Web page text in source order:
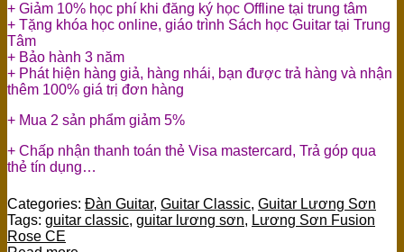
+ Giảm 10% học phí khi đăng ký học Offline tại trung tâm
+ Tặng khóa học online, giáo trình Sách học Guitar tại Trung
Tâm
+ Bảo hành 3 năm
+ Phát hiện hàng giả, hàng nhái, bạn được trả hàng và nhận
thêm 100% giá trị đơn hàng
+ Mua 2 sản phẩm giảm 5%
+ Chấp nhận thanh toán thẻ Visa mastercard, Trả góp qua
thẻ tín dụng…
Categories: Đàn Guitar, Guitar Classic, Guitar Lương Sơn
Tags: guitar classic, guitar lương sơn, Lương Sơn Fusion
Rose CE